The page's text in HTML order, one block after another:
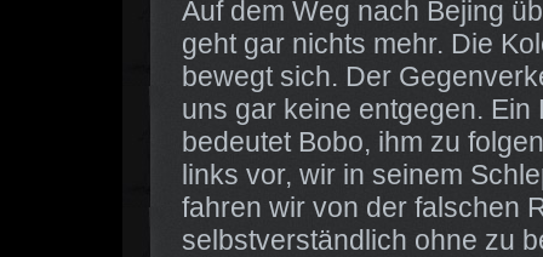
Auf dem Weg nach Bejing
geht gar nichts mehr. Die
bewegt sich. Der
uns gar keine entgegen.
bedeutet Bobo, ihm zu
links vor, wir in seinem
fahren wir von der falschen
selbstverständlich ohne zu